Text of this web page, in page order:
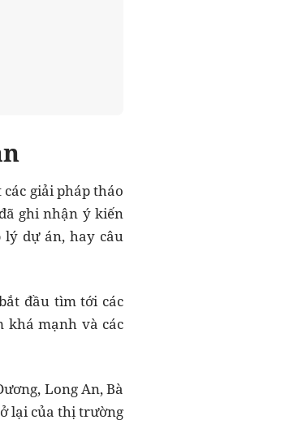
giải pháp tháo
ghi nhận ý kiến
lý dự án, hay câu
đầu tìm tới các
khá mạnh và các
Long An, Bà
lại của thị trường